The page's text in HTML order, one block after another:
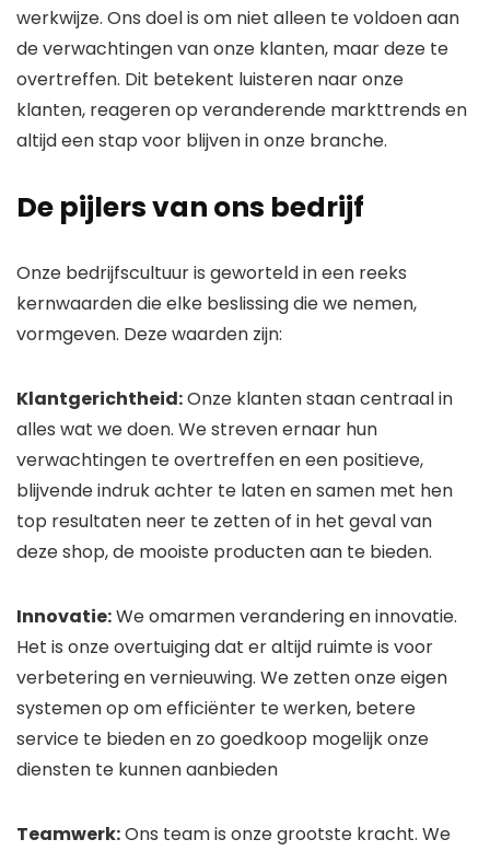
werkwijze. Ons doel is om niet alleen te voldoen aan
de verwachtingen van onze klanten, maar deze te
overtreffen. Dit betekent luisteren naar onze
klanten, reageren op veranderende markttrends en
altijd een stap voor blijven in onze branche.
De pijlers van ons bedrijf
Onze bedrijfscultuur is geworteld in een reeks
kernwaarden die elke beslissing die we nemen,
vormgeven. Deze waarden zijn:
Klantgerichtheid:Onze klanten staan ​​centraal in
alles wat we doen. We streven ernaar hun
verwachtingen te overtreffen en een positieve,
blijvende indruk achter te laten en samen met hen
top resultaten neer te zetten of in het geval van
deze shop, de mooiste producten aan te bieden.
Innovatie:We omarmen verandering en innovatie.
Het is onze overtuiging dat er altijd ruimte is voor
verbetering en vernieuwing. We zetten onze eigen
systemen op om efficiënter te werken, betere
service te bieden en zo goedkoop mogelijk onze
diensten te kunnen aanbieden
Teamwerk:Ons team is onze grootste kracht. We